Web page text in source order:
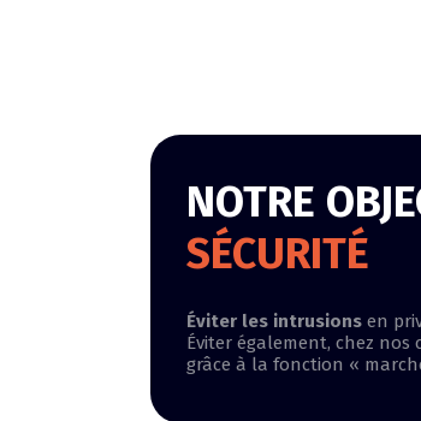
NOTRE
SÉCURITÉ
Éviter les intrusions en
Éviter également, chez
grâce à la fonction «